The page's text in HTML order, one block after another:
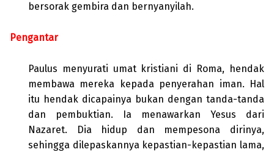
bersorak gembira dan bernyanyilah.
Pengantar
Paulus menyurati umat kristiani di Roma, hendak
membawa mereka kepada penyerahan iman. Hal
itu hendak dicapainya bukan dengan tanda-tanda
dan pembuktian. Ia menawarkan Yesus dari
Nazaret. Dia hidup dan mempesona dirinya,
sehingga dilepaskannya kepastian-kepastian lama,